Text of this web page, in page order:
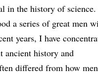
in the history of
a series of great men
years, I have
ancient history and
differed from how men